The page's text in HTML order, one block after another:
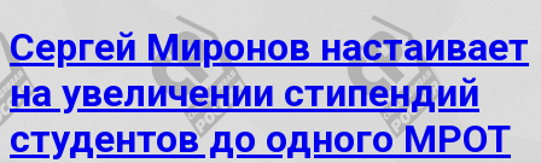
Сергей Миронов настаивает
на увеличении стипендий
студентов до одного МРОТ